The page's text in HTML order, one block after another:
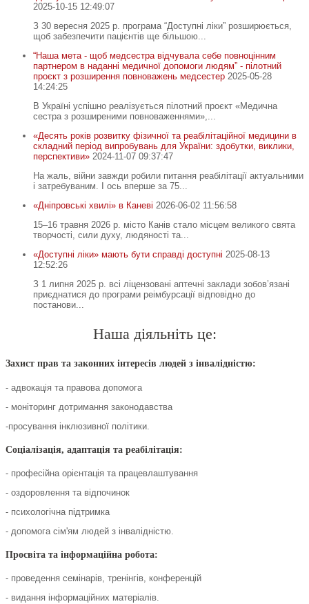
2025-10-15 12:49:07
З 30 вересня 2025 р. програма “Доступні ліки” розширюється,
щоб забезпечити пацієнтів ще більшою...
“Наша мета - щоб медсестра відчувала себе повноцінним
партнером в наданні медичної допомоги людям” - пілотний
проєкт з розширення повноважень медсестер 2025-05-28
14:24:25
В Україні успішно реалізується пілотний проєкт «Медична
сестра з розширеними повноваженнями»,...
«Десять років розвитку фізичної та реабілітаційної медицини в
складний період випробувань для України: здобутки, виклики,
перспективи» 2024-11-07 09:37:47
На жаль, війни завжди робили питання реабілітації актуальними
і затребуваним. І ось вперше за 75...
«Дніпровські хвилі» в Каневі 2026-06-02 11:56:58
15–16 травня 2026 р. місто Канів стало місцем великого свята
творчості, сили духу, людяності та...
«Доступні ліки» мають бути справді доступні 2025-08-13
12:52:26
З 1 липня 2025 р. всі ліцензовані аптечні заклади зобов’язані
приєднатися до програми реімбурсації відповідно до
постанови...
Наша діяльніть це:
Захист прав та законних інтересів людей з інвалідністю:
- адвокація та правова допомога
- моніторинг дотримання законодавства
-просування інклюзивної політики.
Соціалізація, адаптація та реабілітація:
- професійна орієнтація та працевлаштування
- оздоровлення та відпочинок
- психологічна підтримка
- допомога сім'ям людей з інвалідністю.
Просвіта та інформаційна робота:
- проведення семінарів, тренінгів, конференцій
- видання інформаційних матеріалів.